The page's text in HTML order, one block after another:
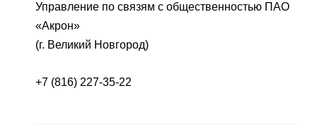
Управление по связям с общественностью ПАО
«Акрон»
(г. Великий Новгород)
+7 (816) 227-35-22